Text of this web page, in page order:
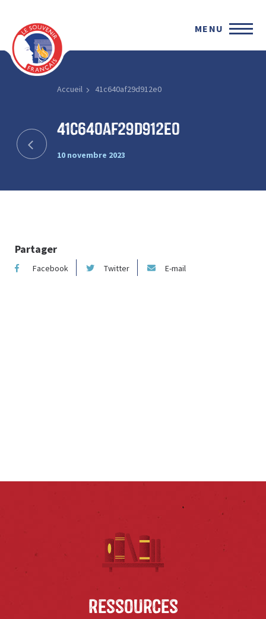
MENU
Accueil 41c640af29d912e0
41c640af29d912e0
10 novembre 2023
Partager
Facebook Twitter E-mail
Ressources